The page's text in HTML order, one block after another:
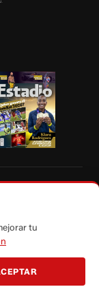
Vistazo.com.
tu